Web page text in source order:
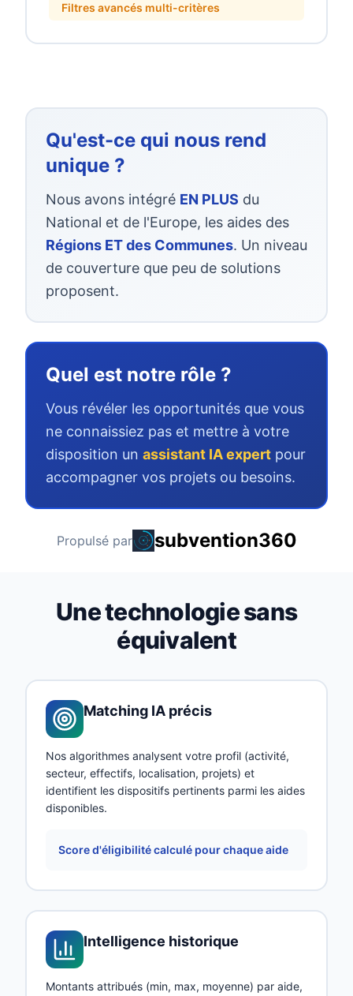
Filtres avancés multi-critères
Qu'est-ce qui nous rend
unique ?
Nous avons intégré EN PLUS du
National et de l'Europe, les aides des
Régions ET des Communes. Un niveau
de couverture que peu de solutions
proposent.
Quel est notre rôle ?
Vous révéler les opportunités que vous
ne connaissiez pas et mettre à votre
disposition un assistant IA expert pour
accompagner vos projets ou besoins.
Propulsé par subvention360
Une technologie sans
équivalent
Matching IA précis
Nos algorithmes analysent votre profil (activité,
secteur, effectifs, localisation, projets) et
identifient les dispositifs pertinents parmi les aides
disponibles.
Score d'éligibilité calculé pour chaque aide
Intelligence historique
Montants attribués (min, max, moyenne) par aide,